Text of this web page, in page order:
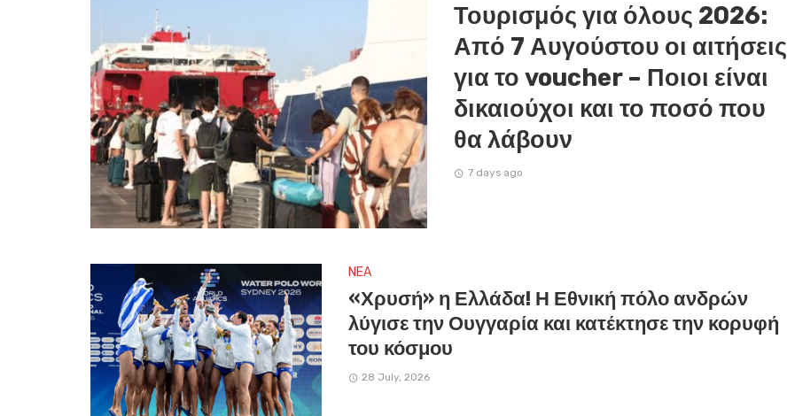
Τουρισμός για όλους 2026:
Από 7 Αυγούστου οι αιτήσεις
για το voucher – Ποιοι είναι
δικαιούχοι και το ποσό που
θα λάβουν
7 days ago
NEA
«Χρυσή» η Ελλάδα! Η Εθνική πόλο ανδρών
λύγισε την Ουγγαρία και κατέκτησε την κορυφή
του κόσμου
28 July, 2026